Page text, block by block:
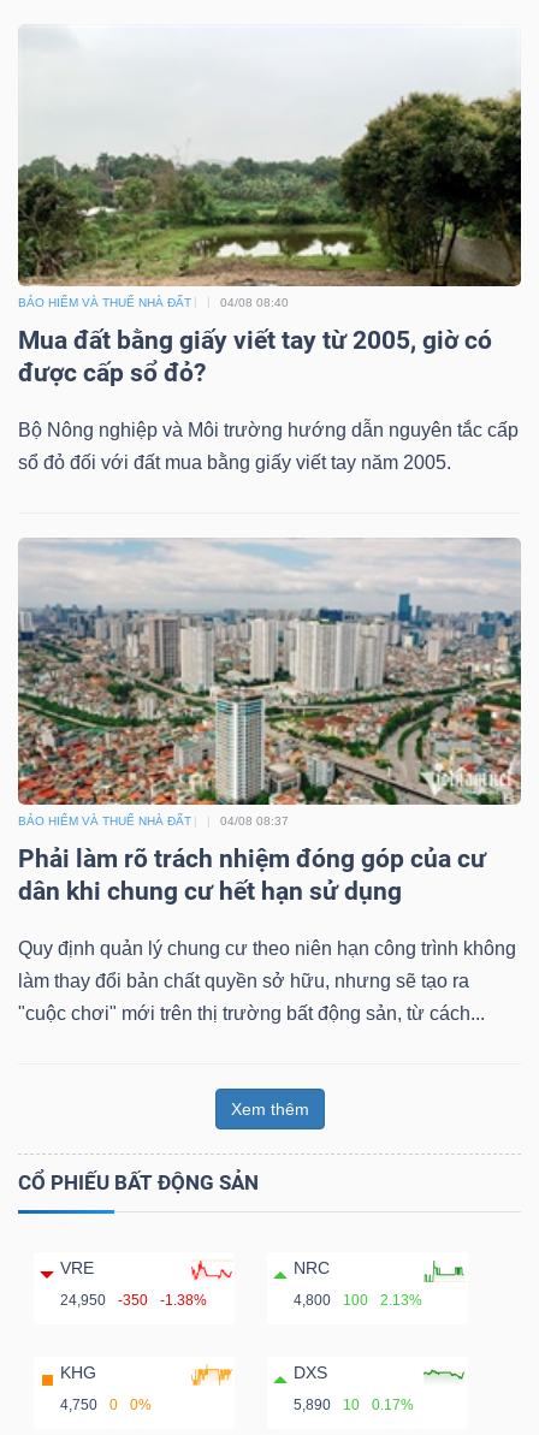
BẢO HIỂM VÀ THUẾ NHÀ ĐẤT 04/08 08:40
Mua đất bằng giấy viết tay từ 2005, giờ có
được cấp sổ đỏ?
Bộ Nông nghiệp và Môi trường hướng dẫn nguyên tắc cấp
sổ đỏ đối với đất mua bằng giấy viết tay năm 2005.
BẢO HIỂM VÀ THUẾ NHÀ ĐẤT 04/08 08:37
Phải làm rõ trách nhiệm đóng góp của cư
dân khi chung cư hết hạn sử dụng
Quy định quản lý chung cư theo niên hạn công trình không
làm thay đổi bản chất quyền sở hữu, nhưng sẽ tạo ra
"cuộc chơi" mới trên thị trường bất động sản, từ cách...
Xem thêm
CỔ PHIẾU BẤT ĐỘNG SẢN
VRE
24,950 -350 -1.38%
NRC
4,800 100 2.13%
KHG
4,750 0 0%
DXS
5,890 10 0.17%